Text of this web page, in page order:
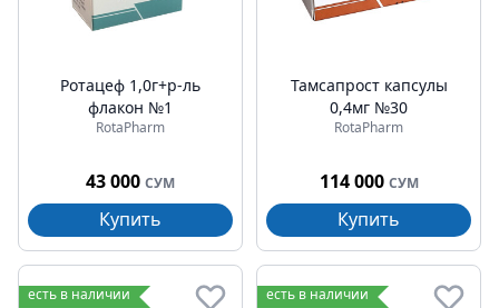
Ротацеф 1,0г+р-ль
флакон №1
RotaPharm
43 000 СУМ
Купить
Тамсапрост капсулы
0,4мг №30
RotaPharm
114 000 СУМ
Купить
есть в наличии есть в наличии